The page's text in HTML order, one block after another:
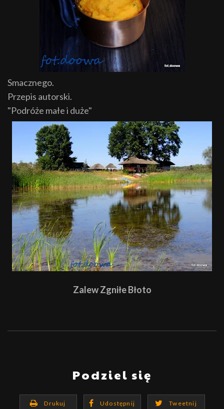
Smacznego.
Przepis autorski.
"Podróże małe i duże"
Zalew Zgniłe Błoto
Podziel się
Drukuj Udostępnij Tweetnij